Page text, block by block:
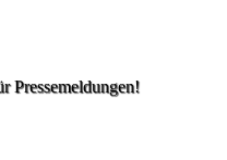
Pressemeldungen!